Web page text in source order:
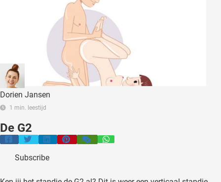
Dorien Jansen
1 min. leestijd
De G2
Subscribe